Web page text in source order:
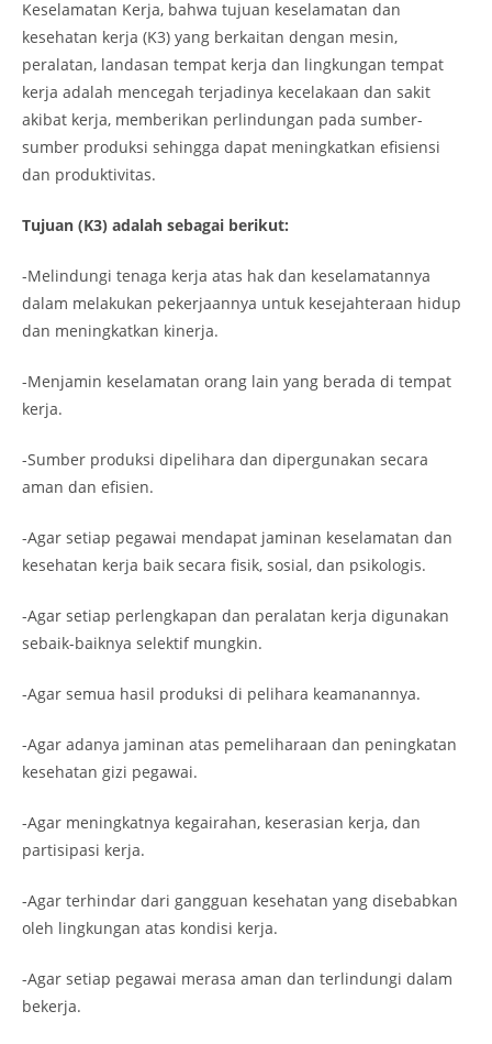
Keselamatan Kerja, bahwa tujuan keselamatan dan
kesehatan kerja (K3) yang berkaitan dengan mesin,
peralatan, landasan tempat kerja dan lingkungan tempat
kerja adalah mencegah terjadinya kecelakaan dan sakit
akibat kerja, memberikan perlindungan pada sumber-
sumber produksi sehingga dapat meningkatkan efisiensi
dan produktivitas.
Tujuan (K3) adalah sebagai berikut:
-Melindungi tenaga kerja atas hak dan keselamatannya
dalam melakukan pekerjaannya untuk kesejahteraan hidup
dan meningkatkan kinerja.
-Menjamin keselamatan orang lain yang berada di tempat
kerja.
-Sumber produksi dipelihara dan dipergunakan secara
aman dan efisien.
-Agar setiap pegawai mendapat jaminan keselamatan dan
kesehatan kerja baik secara fisik, sosial, dan psikologis.
-Agar setiap perlengkapan dan peralatan kerja digunakan
sebaik-baiknya selektif mungkin.
-Agar semua hasil produksi di pelihara keamanannya.
-Agar adanya jaminan atas pemeliharaan dan peningkatan
kesehatan gizi pegawai.
-Agar meningkatnya kegairahan, keserasian kerja, dan
partisipasi kerja.
-Agar terhindar dari gangguan kesehatan yang disebabkan
oleh lingkungan atas kondisi kerja.
-Agar setiap pegawai merasa aman dan terlindungi dalam
bekerja.